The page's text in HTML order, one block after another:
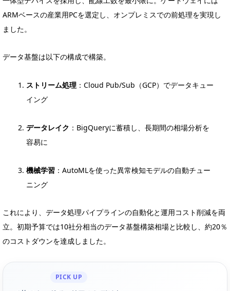
ARMベースの産業用PCを選定し、オンプレミスでの前処理を実現し
ました。
データ基盤は以下の構成で構築。
ストリーム処理 ：Cloud Pub/Sub（GCP）でデータキュー
イング
データレイク ：BigQueryに蓄積し、長期間の相場分析を
容易に
機械学習 ：AutoMLを使った異常検知モデルの自動チュー
ニング
これにより、データ処理パイプラインの自動化と運用コスト削減を両
立。初期予算では10社分相当のデータ基盤構築相場と比較し、約20％
のコストダウンを達成しました。
PICK UP